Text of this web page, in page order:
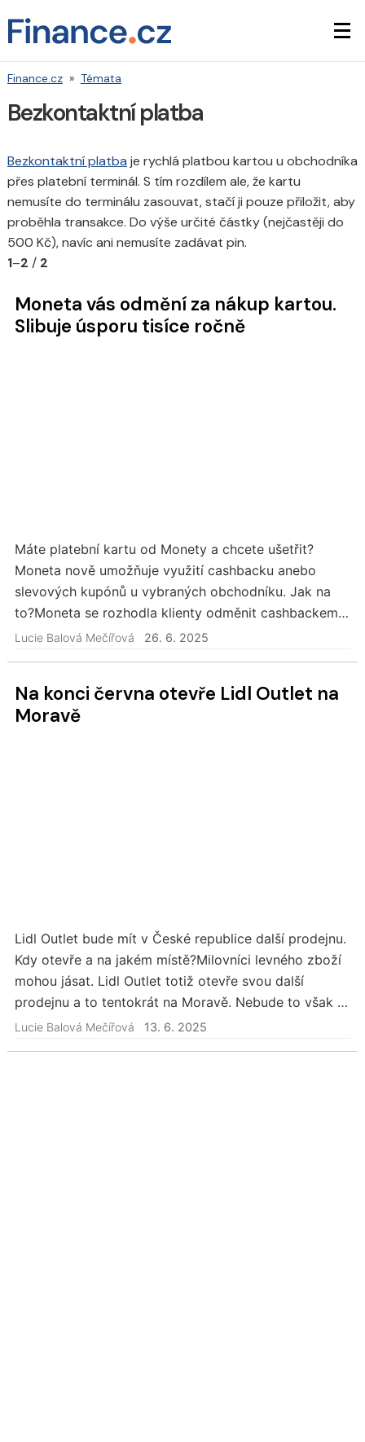
Finance.cz » Témata
Bezkontaktní platba
Bezkontaktní platba je rychlá platbou kartou u obchodníka
přes platební terminál. S tím rozdílem ale, že kartu
nemusíte do terminálu zasouvat, stačí ji pouze přiložit, aby
proběhla transakce. Do výše určité částky (nejčastěji do
500 Kč), navíc ani nemusíte zadávat pin.
1–2 / 2
Moneta vás odmění za nákup kartou.
Slibuje úsporu tisíce ročně
Máte platební kartu od Monety a chcete ušetřit?
Moneta nově umožňuje využití cashbacku anebo
slevových kupónů u vybraných obchodníku. Jak na
to?Moneta se rozhodla klienty odměnit cashbackem
anebo slevovými kupóny u vybraných obchodníků.
Lucie Balová Mečířová 26. 6. 2025
Na konci června otevře Lidl Outlet na
Moravě
Lidl Outlet bude mít v České republice další prodejnu.
Kdy otevře a na jakém místě?Milovníci levného zboží
mohou jásat. Lidl Outlet totiž otevře svou další
prodejnu a to tentokrát na Moravě. Nebude to však v
Brně jakožto v hlavní moravské…
Lucie Balová Mečířová 13. 6. 2025